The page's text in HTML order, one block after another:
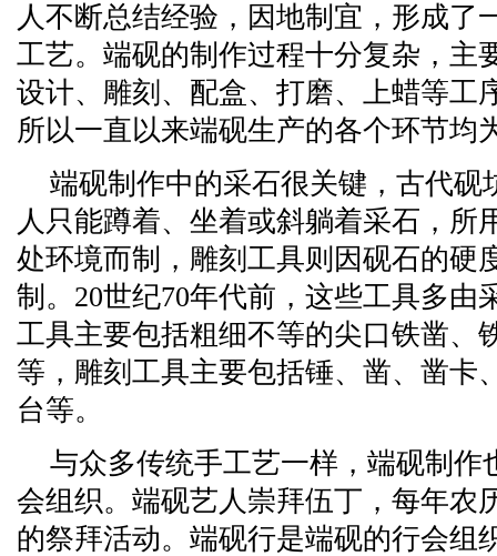
人不断总结经验，因地制宜，形成了
工艺。端砚的制作过程十分复杂，主
设计、雕刻、配盒、打磨、上蜡等工
所以一直以来端砚生产的各个环节均
端砚制作中的采石很关键，古代砚
人只能蹲着、坐着或斜躺着采石，所
处环境而制，雕刻工具则因砚石的硬
制。20世纪70年代前，这些工具多由
工具主要包括粗细不等的尖口铁凿、
等，雕刻工具主要包括锤、凿、凿卡
台等。
与众多传统手工艺一样，端砚制作
会组织。端砚艺人崇拜伍丁，每年农
的祭拜活动。端砚行是端砚的行会组